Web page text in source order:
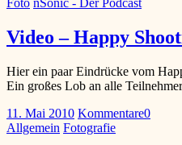
Foto nSonic - Der Podcast
Video – Happy
Hier ein paar Eindrücke vom
Ein großes Lob an alle
11. Mai 2010 Kommentare0
Allgemein Fotografie